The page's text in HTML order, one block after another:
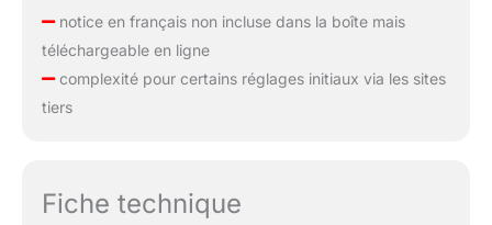
notice en français non incluse dans la boîte mais
téléchargeable en ligne
complexité pour certains réglages initiaux via les sites
tiers
Fiche technique